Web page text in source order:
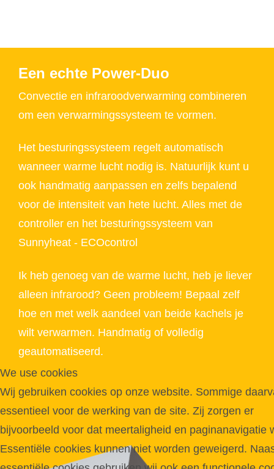
Een echte Power-Duo
Convectie en infraroodverwarming combineren
om een verwarmingssysteem te vormen.
Het besturingssysteem regelt automatisch
wanneer warme lucht nodig is. Natuurlijk kunt u
ook handmatig aanpassen en zelfs bepalend
voor de intensiteit van hete lucht. Alles met de
controller en het besturingssysteem van
Sunnyheat - ECOcontrol
Ik heb genoeg van de warme lucht, heb je liever
alleen infrarood? Geen probleem! Bepaal zelf
hoe en met welk aandeel van beide kachels je
wilt verwarmen. Handmatig of volledig
geautomatiseerd.
We use cookies
Wij gebruiken cookies op onze website. Sommige
essentieel voor de werking van de site. Zij zorgen er
bijvoorbeeld voor dat meertaligheid en paginanavigatie
Essentiële cookies kunnen niet worden geweigerd.